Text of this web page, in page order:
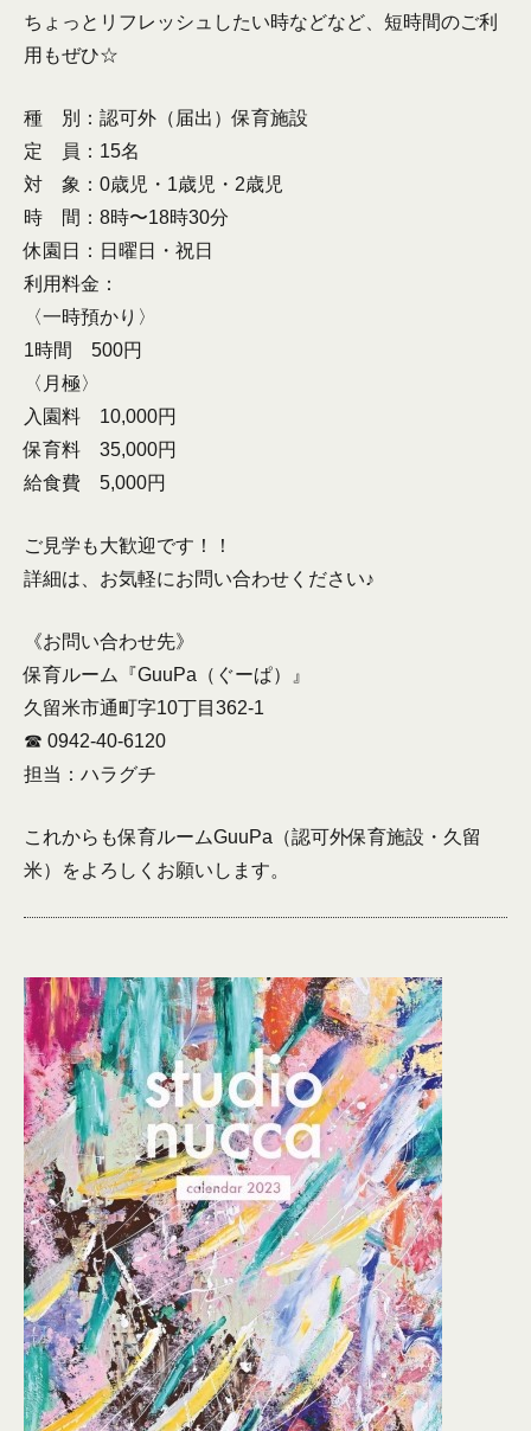
ちょっとリフレッシュしたい時などなど、短時間のご利
用もぜひ☆
種 別：認可外（届出）保育施設
定 員：15名
対 象：0歳児・1歳児・2歳児
時 間：8時〜18時30分
休園日：日曜日・祝日
利用料金：
〈一時預かり〉
1時間 500円
〈月極〉
入園料 10,000円
保育料 35,000円
給食費 5,000円
ご見学も大歓迎です！！
詳細は、お気軽にお問い合わせください♪
《お問い合わせ先》
保育ルーム『GuuPa（ぐーぱ）』
久留米市通町字10丁目362-1
☎︎ 0942-40-6120
担当：ハラグチ
これからも保育ルームGuuPa（認可外保育施設・久留
米）をよろしくお願いします。